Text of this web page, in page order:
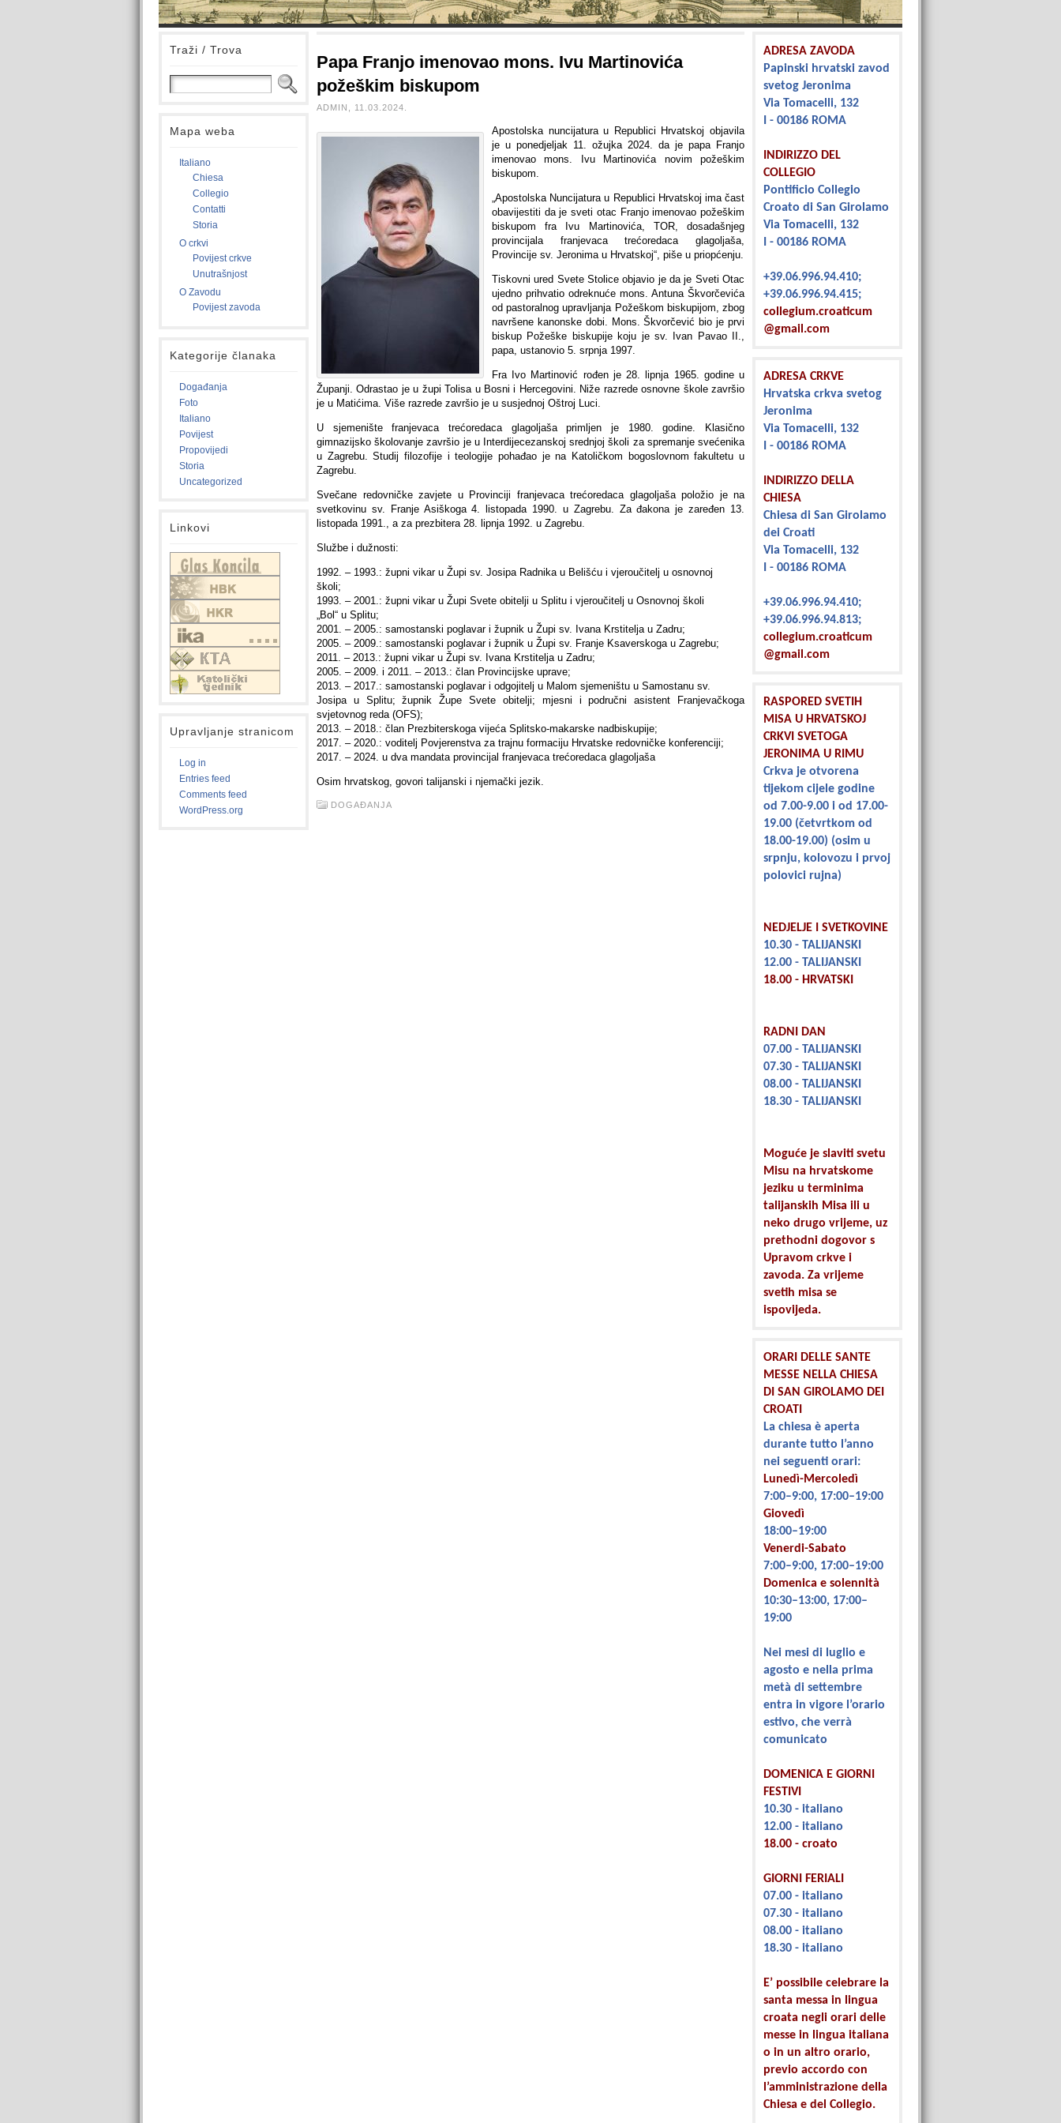
Traži / Trova
Mapa weba
Italiano
Chiesa
Collegio
Contatti
Storia
O crkvi
Povijest crkve
Unutrašnjost
O Zavodu
Povijest zavoda
Kategorije članaka
Događanja
Foto
Italiano
Povijest
Propovijedi
Storia
Uncategorized
Linkovi
Upravljanje stranicom
Log in
Entries feed
Comments feed
WordPress.org
Papa Franjo imenovao mons. Ivu Martinovića
požeškim biskupom
ADMIN, 11.03.2024.
Apostolska nuncijatura u Republici Hrvatskoj objavila
je u ponedjeljak 11. ožujka 2024. da je papa Franjo
imenovao mons. Ivu Martinovića novim požeškim
biskupom.
„Apostolska Nuncijatura u Republici Hrvatskoj ima čast
obavijestiti da je sveti otac Franjo imenovao požeškim
biskupom fra Ivu Martinovića, TOR, dosadašnjeg
provincijala franjevaca trećoredaca glagoljaša,
Provincije sv. Jeronima u Hrvatskoj“, piše u priopćenju.
Tiskovni ured Svete Stolice objavio je da je Sveti Otac
ujedno prihvatio odreknuće mons. Antuna Škvorčevića
od pastoralnog upravljanja Požeškom biskupijom, zbog
navršene kanonske dobi. Mons. Škvorčević bio je prvi
biskup Požeške biskupije koju je sv. Ivan Pavao II.,
papa, ustanovio 5. srpnja 1997.
Fra Ivo Martinović rođen je 28. lipnja 1965. godine u
Županji. Odrastao je u župi Tolisa u Bosni i Hercegovini. Niže razrede osnovne škole završio
je u Matićima. Više razrede završio je u susjednoj Oštroj Luci.
U sjemenište franjevaca trećoredaca glagoljaša primljen je 1980. godine. Klasično
gimnazijsko školovanje završio je u Interdijecezanskoj srednjoj školi za spremanje svećenika
u Zagrebu. Studij filozofije i teologije pohađao je na Katoličkom bogoslovnom fakultetu u
Zagrebu.
Svečane redovničke zavjete u Provinciji franjevaca trećoredaca glagoljaša položio je na
svetkovinu sv. Franje Asiškoga 4. listopada 1990. u Zagrebu. Za đakona je zaređen 13.
listopada 1991., a za prezbitera 28. lipnja 1992. u Zagrebu.
Službe i dužnosti:
1992. – 1993.: župni vikar u Župi sv. Josipa Radnika u Belišću i vjeroučitelj u osnovnoj
školi;
1993. – 2001.: župni vikar u Župi Svete obitelji u Splitu i vjeroučitelj u Osnovnoj školi
„Bol“ u Splitu;
2001. – 2005.: samostanski poglavar i župnik u Župi sv. Ivana Krstitelja u Zadru;
2005. – 2009.: samostanski poglavar i župnik u Župi sv. Franje Ksaverskoga u Zagrebu;
2011. – 2013.: župni vikar u Župi sv. Ivana Krstitelja u Zadru;
2005. – 2009. i 2011. – 2013.: član Provincijske uprave;
2013. – 2017.: samostanski poglavar i odgojitelj u Malom sjemeništu u Samostanu sv.
Josipa u Splitu; župnik Župe Svete obitelji; mjesni i područni asistent Franjevačkoga
svjetovnog reda (OFS);
2013. – 2018.: član Prezbiterskoga vijeća Splitsko-makarske nadbiskupije;
2017. – 2020.: voditelj Povjerenstva za trajnu formaciju Hrvatske redovničke konferenciji;
2017. – 2024. u dva mandata provincijal franjevaca trećoredaca glagoljaša
Osim hrvatskog, govori talijanski i njemački jezik.
DOGAĐANJA
ADRESA ZAVODA
Papinski hrvatski zavod
svetog Jeronima
Via Tomacelli, 132
I - 00186 ROMA
INDIRIZZO DEL
COLLEGIO
Pontificio Collegio
Croato di San Girolamo
Via Tomacelli, 132
I - 00186 ROMA
+39.06.996.94.410;
+39.06.996.94.415;
collegium.croaticum
@gmail.com
ADRESA CRKVE
Hrvatska crkva svetog
Jeronima
Via Tomacelli, 132
I - 00186 ROMA
INDIRIZZO DELLA
CHIESA
Chiesa di San Girolamo
dei Croati
Via Tomacelli, 132
I - 00186 ROMA
+39.06.996.94.410;
+39.06.996.94.813;
collegium.croaticum
@gmail.com
RASPORED SVETIH
MISA U HRVATSKOJ
CRKVI SVETOGA
JERONIMA U RIMU
Crkva je otvorena
tijekom cijele godine
od 7.00-9.00 i od 17.00-
19.00 (četvrtkom od
18.00-19.00) (osim u
srpnju, kolovozu i prvoj
polovici rujna)
NEDJELJE I SVETKOVINE
10.30 - TALIJANSKI
12.00 - TALIJANSKI
18.00 - HRVATSKI
RADNI DAN
07.00 - TALIJANSKI
07.30 - TALIJANSKI
08.00 - TALIJANSKI
18.30 - TALIJANSKI
Moguće je slaviti svetu
Misu na hrvatskome
jeziku u terminima
talijanskih Misa ili u
neko drugo vrijeme, uz
prethodni dogovor s
Upravom crkve i
zavoda. Za vrijeme
svetih misa se
ispovijeda.
ORARI DELLE SANTE
MESSE NELLA CHIESA
DI SAN GIROLAMO DEI
CROATI
La chiesa è aperta
durante tutto l’anno
nei seguenti orari:
Lunedì-Mercoledì
7:00–9:00, 17:00–19:00
Giovedì
18:00–19:00
Venerdi-Sabato
7:00–9:00, 17:00–19:00
Domenica e solennità
10:30–13:00, 17:00–
19:00
Nei mesi di luglio e
agosto e nella prima
metà di settembre
entra in vigore l’orario
estivo, che verrà
comunicato
DOMENICA E GIORNI
FESTIVI
10.30 - italiano
12.00 - italiano
18.00 - croato
GIORNI FERIALI
07.00 - italiano
07.30 - italiano
08.00 - italiano
18.30 - italiano
E’ possibile celebrare la
santa messa in lingua
croata negli orari delle
messe in lingua italiana
o in un altro orario,
previo accordo con
l’amministrazione della
Chiesa e del Collegio.